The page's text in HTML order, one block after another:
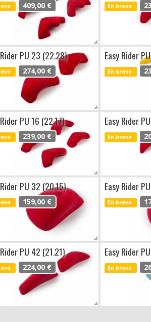
409,00 € En breve
PU 23 (22.28)
274,00 €
Easy Rider
En breve
PU 16 (22.17)
239,00 €
Easy Rider
En breve
PU 32 (20.15)
159,00 €
Easy Rider
En breve
PU 42 (21.21)
224,00 €
Easy Rider
En breve